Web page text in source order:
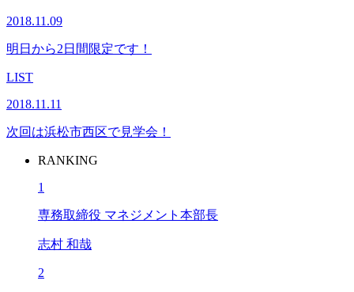
2018.11.09
明日から2日間限定です！
LIST
2018.11.11
次回は浜松市西区で見学会！
RANKING
1
専務取締役 マネジメント本部長
志村 和哉
2